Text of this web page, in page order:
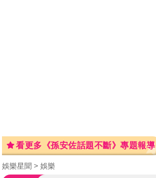
看更多《孫安佐話題不斷》專題報導
娛樂星聞 娛樂